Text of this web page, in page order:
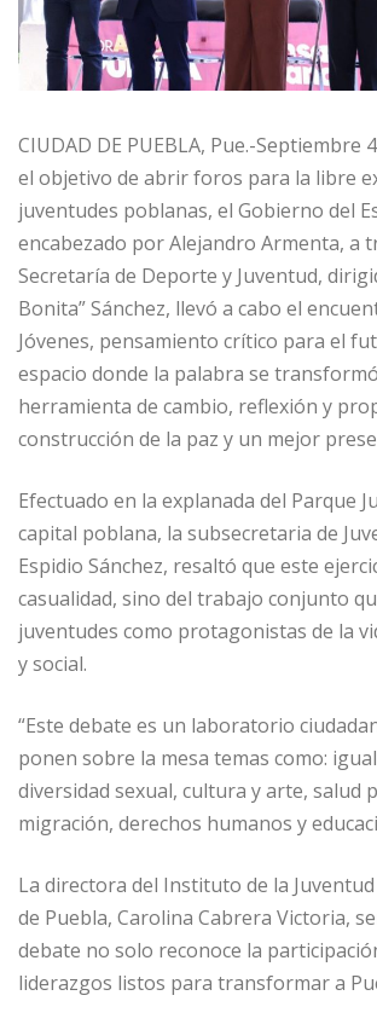
CIUDAD DE PUEBLA, Pue.-Septiembre
el objetivo de abrir foros para la libre
juventudes poblanas, el Gobierno del
encabezado por Alejandro Armenta, a
Secretaría de Deporte y Juventud,
Bonita” Sánchez, llevó a cabo el
Jóvenes, pensamiento crítico para el
espacio donde la palabra se
herramienta de cambio, reflexión y
construcción de la paz y un mejor
Efectuado en la explanada del Parque
capital poblana, la subsecretaria de
Espidio Sánchez, resaltó que este
casualidad, sino del trabajo conjunto
juventudes como protagonistas de la
y social.
“Este debate es un laboratorio
ponen sobre la mesa temas como:
diversidad sexual, cultura y arte, salud
migración, derechos humanos y
La directora del Instituto de la
de Puebla, Carolina Cabrera Victoria,
debate no solo reconoce la
liderazgos listos para transformar a